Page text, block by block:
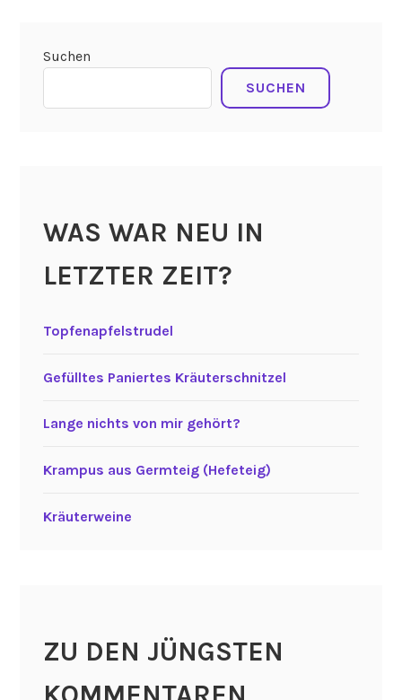
Suchen
SUCHEN
WAS WAR NEU IN
LETZTER ZEIT?
Topfenapfelstrudel
Gefülltes Paniertes Kräuterschnitzel
Lange nichts von mir gehört?
Krampus aus Germteig (Hefeteig)
Kräuterweine
ZU DEN JÜNGSTEN